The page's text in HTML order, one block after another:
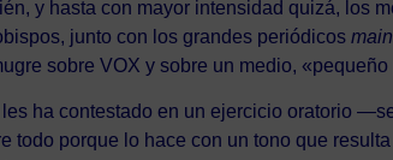
y hasta con mayor intensidad quizá, los
junto con los grandes periódicos
sobre VOX y sobre un medio,
les ha contestado en un ejercicio oratorio
todo porque lo hace con un tono que